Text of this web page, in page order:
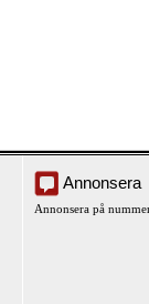
Annonsera
Annonsera på